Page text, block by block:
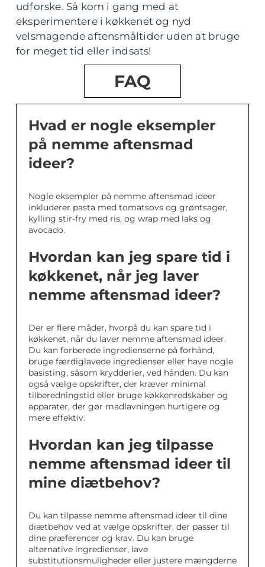
udforske. Så kom i gang med at
eksperimentere i køkkenet og nyd
velsmagende aftensmåltider uden at bruge
for meget tid eller indsats!
FAQ
Hvad er nogle eksempler
på nemme aftensmad
ideer?
Nogle eksempler på nemme aftensmad ideer
inkluderer pasta med tomatsovs og grøntsager,
kylling stir-fry med ris, og wrap med laks og
avocado.
Hvordan kan jeg spare tid i
køkkenet, når jeg laver
nemme aftensmad ideer?
Der er flere måder, hvorpå du kan spare tid i
køkkenet, når du laver nemme aftensmad ideer.
Du kan forberede ingredienserne på forhånd,
bruge færdiglavede ingredienser eller have nogle
basisting, såsom krydderier, ved hånden. Du kan
også vælge opskrifter, der kræver minimal
tilberedningstid eller bruge køkkenredskaber og
apparater, der gør madlavningen hurtigere og
mere effektiv.
Hvordan kan jeg tilpasse
nemme aftensmad ideer til
mine diætbehov?
Du kan tilpasse nemme aftensmad ideer til dine
diætbehov ved at vælge opskrifter, der passer til
dine præferencer og krav. Du kan bruge
alternative ingredienser, lave
substitutionsmuligheder eller justere mængderne